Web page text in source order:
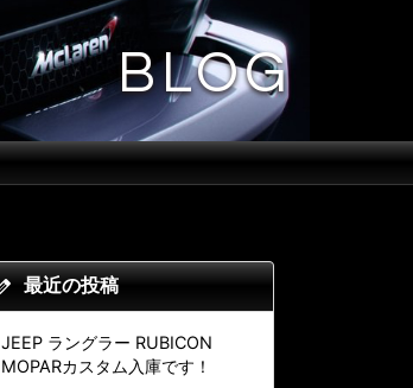
BLOG
最近の投稿
JEEP ラングラー RUBICON
MOPARカスタム入庫です！